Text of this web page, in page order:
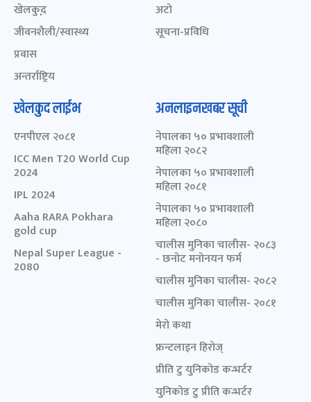
खेलकुद़़
जीवनशैली/स्वास्थ्य
प्रवास
अन्तर्राष्ट्रिय
अटो
सूचना-प्रविधि
खेलकुद लाईभ
एनपीएल २०८१
ICC Men T20 World Cup
2024
IPL 2024
Aaha RARA Pokhara
gold cup
Nepal Super League -
2080
अनलाइनखबर सूची
नेपालका ५० प्रभावशाली
महिला २०८२
नेपालका ५० प्रभावशाली
महिला २०८१
नेपालका ५० प्रभावशाली
महिला २०८०
चालीस मुनिका चालीस- २०८३
- छनोट मनोनयन फर्म
चालीस मुनिका चालीस- २०८२
चालीस मुनिका चालीस- २०८१
मेरो कथा
फ्रन्टलाइन हिरोज्
प्रीति टु युनिकोड कन्भर्टर
युनिकोड टु प्रीति कन्भर्टर